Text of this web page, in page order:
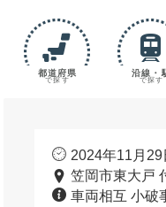
都道府県
で探す
沿線・
で探す
2024年11月29
笠岡市東大戸
車両相互 小破